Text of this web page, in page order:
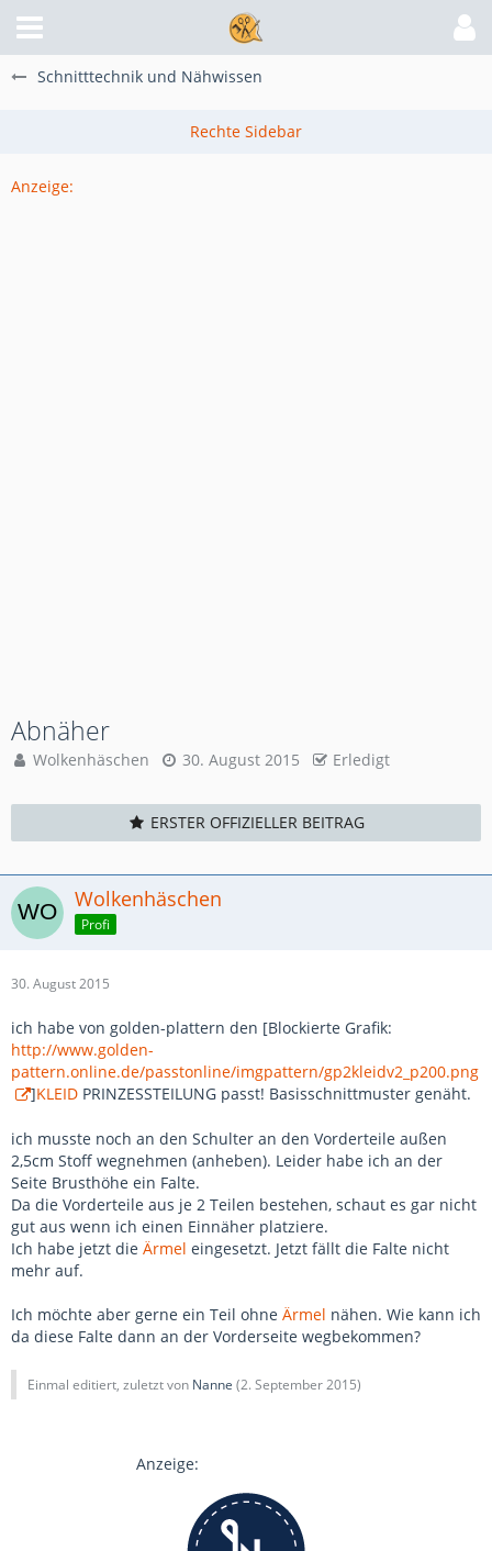
Schnitttechnik und Nähwissen
Anzeige:
Abnäher
Wolkenhäschen 30. August 2015 Erledigt
ERSTER OFFIZIELLER BEITRAG
Wolkenhäschen
Profi
30. August 2015
ich habe von golden-plattern den [Blockierte Grafik:
http://www.golden-
pattern.online.de/passtonline/imgpattern/gp2kleidv2_p200.png
]KLEID PRINZESSTEILUNG passt! Basisschnittmuster genäht.
ich musste noch an den Schulter an den Vorderteile außen
2,5cm Stoff wegnehmen (anheben). Leider habe ich an der
Seite Brusthöhe ein Falte.
Da die Vorderteile aus je 2 Teilen bestehen, schaut es gar nicht
gut aus wenn ich einen Einnäher platziere.
Ich habe jetzt die Ärmel eingesetzt. Jetzt fällt die Falte nicht
mehr auf.
Ich möchte aber gerne ein Teil ohne Ärmel nähen. Wie kann ich
da diese Falte dann an der Vorderseite wegbekommen?
Einmal editiert, zuletzt von Nanne (2. September 2015)
Anzeige: